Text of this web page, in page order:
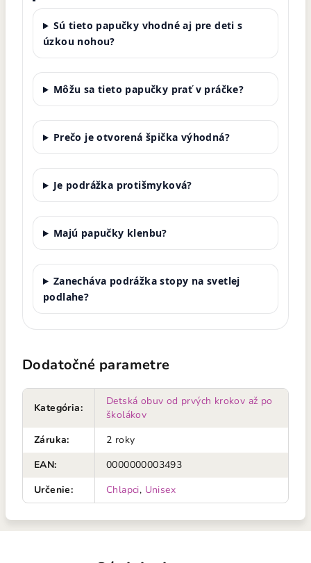
Sú tieto papučky vhodné aj pre deti s
úzkou nohou?
Môžu sa tieto papučky prať v práčke?
Prečo je otvorená špička výhodná?
Je podrážka protišmyková?
Majú papučky klenbu?
Zanecháva podrážka stopy na svetlej
podlahe?
Dodatočné parametre
Kategória:
Detská obuv od prvých krokov až po
školákov
Záruka:
2 roky
EAN:
0000000003493
Určenie: Chlapci, Unisex